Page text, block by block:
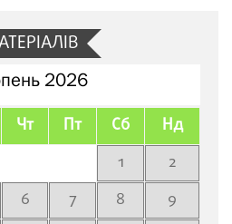
2026
Чт Пт Сб Нд
1
2
6 7 8
9